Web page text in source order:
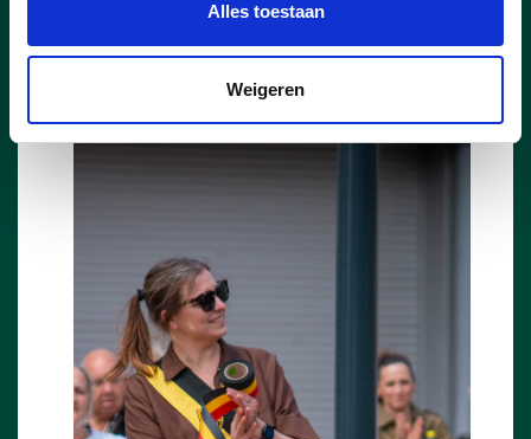
Alles toestaan
Weigeren